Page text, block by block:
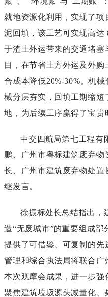
就地资源化利用，实现了项
泥回填，该工艺可实现高
于渣土外运带来的交通堵塞
目，在节省土方外运及外
合成本降低20%-30%。机
械分层夯实，回填工期缩
地，为后续工序赢得了宝贵
中交四航局第七工程有
鹏、广州市粤标建筑废弃物
长、广州市建筑废弃物处置
继发言。
徐振标处长总结指出，
造“无废城市”的重要组成
提供了可借鉴、可复制的先
管理和综合执法局将联合广
本次观摩会成果，进一步强
聚焦建筑垃圾源头减量化、